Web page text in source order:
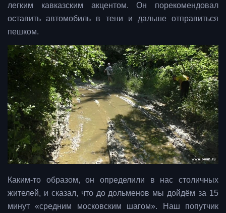
легким кавказским акцентом. Он порекомендовал
оставить автомобиль в тени и дальше отправиться
пешком.
Каким-то образом, он определили в нас столичных
жителей, и сказал, что до дольменов мы дойдём за 15
минут «средним московским шагом». Наш попутчик